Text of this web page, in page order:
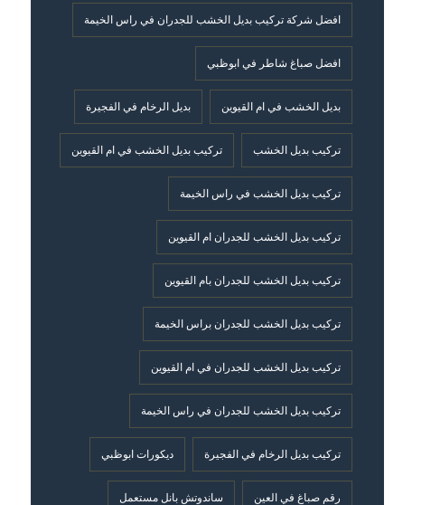
افضل شركة تركيب بديل الخشب للجدران في راس الخيمة
افضل صباغ شاطر في ابوظبي
بديل الخشب في ام القيوين بديل الرخام في الفجيرة
تركيب بديل الخشب تركيب بديل الخشب في ام القيوين
تركيب بديل الخشب في راس الخيمة
تركيب بديل الخشب للجدران ام القيوين
تركيب بديل الخشب للجدران بام القيوين
تركيب بديل الخشب للجدران براس الخيمة
تركيب بديل الخشب للجدران في ام القيوين
تركيب بديل الخشب للجدران في راس الخيمة
تركيب بديل الرخام في الفجيرة ديكورات ابوظبي
رقم صباغ في العين ساندوتش بانل مستعمل